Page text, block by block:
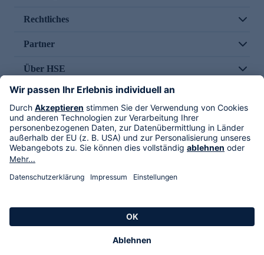
Rechtliches
Partner
Über HSE
Im TV
HSE International